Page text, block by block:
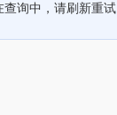
查询中，请刷新重试